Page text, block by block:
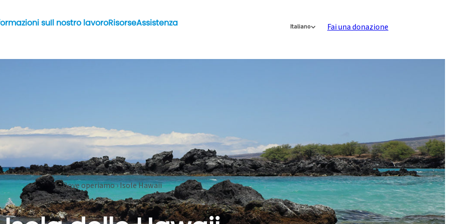
suIl nostro lavoroRisorseAssistenza Italiano Fai una donazione
Dove operiamo › Isole Hawaii